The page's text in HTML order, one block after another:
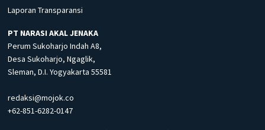
Laporan Transparansi
PT NARASI AKAL JENAKA
Perum Sukoharjo Indah A8,
Desa Sukoharjo, Ngaglik,
Sleman, D.I. Yogyakarta 55581
redaksi@mojok.co
+62-851-6282-0147